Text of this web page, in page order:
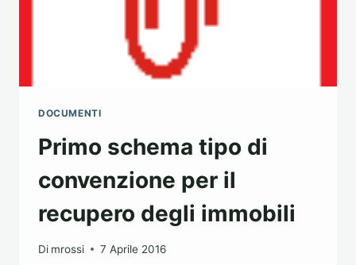
DOCUMENTI
Primo schema tipo di
convenzione per il
recupero degli immobili
Di mrossi 7 Aprile 2016